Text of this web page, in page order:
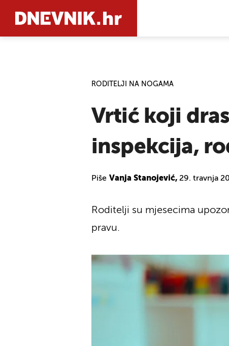
RODITELJI NA NOGAMA
Vrtić koji
inspekcija,
Piše Vanja Stanojević, 29. travnja
Roditelji su mjesecima
pravu.